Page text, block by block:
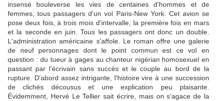
insensé bouleverse les vies de centaines d'hommes et de
femmes, tous passagers d'un vol Paris-New York. Cet avion se
pose deux fois, à trois mois d'intervalle, la première fois en mars
et la seconde en juin. Tous les passagers ont donc un double.
L'administration américaine s'affole. Le roman offre une galerie
de neuf personnages dont le point commun est ce vol en
question : du tueur à gages au chanteur nigérian homosexuel en
passant par l'écrivain sans succès et le couple au bord de la
rupture. D'abord assez intrigante, l'histoire vire à une succession
de clichés décousus et une explication peu plaisante.
Évidemment, Hervé Le Tellier sait écrire, mais on s'agace de la